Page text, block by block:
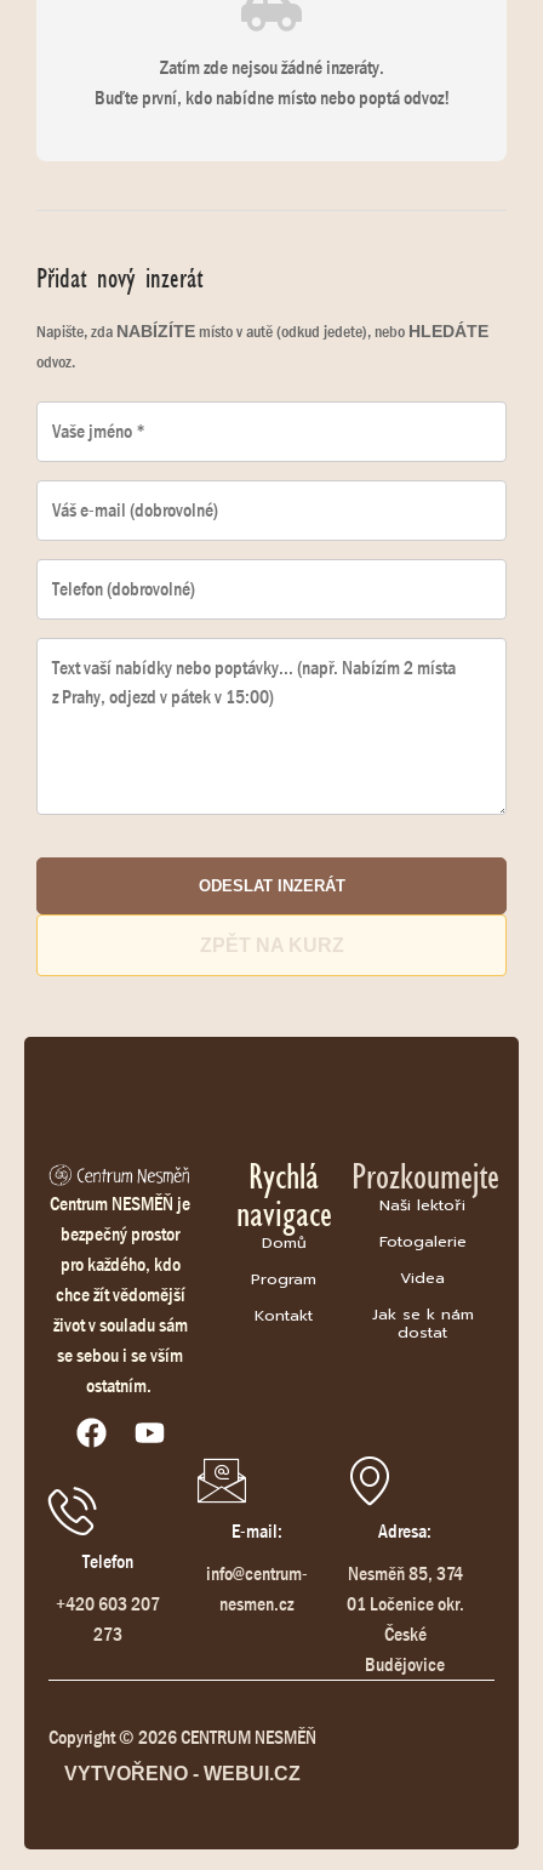
Zatím zde nejsou žádné inzeráty.
Buďte první, kdo nabídne místo nebo poptá odvoz!
Přidat nový inzerát
Napište, zda NABÍZÍTEmísto v autě (odkud jedete), nebo HLEDÁTE
odvoz.
ODESLAT INZERÁT
ZPĚT NA KURZ
Centrum NESMĚŇ je
bezpečný prostor
pro každého, kdo
chce žít vědomější
život v souladu sám
se sebou i se vším
ostatním.
Rychlá
navigace
Domů
Program
Kontakt
Prozkoumejte
Naši lektoři
Fotogalerie
Videa
Jak se k nám
dostat
Telefon
+420 603 207
273
E-mail:
info@centrum-
nesmen.cz
Adresa:
Nesměň 85, 374
01 Ločenice okr.
České
Budějovice
Copyright © 2026 CENTRUM NESMĚŇ
VYTVOŘENO - WEBUI.CZ